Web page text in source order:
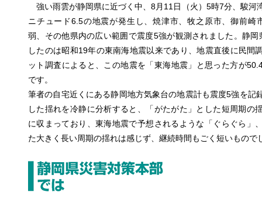
強い雨雲が静岡県に近づく中、8月11日（火）5時7分、駿河
ニチュード6.5の地震が発生し、焼津市、牧之原市、御前崎
弱、その他県内の広い範囲で震度5強が観測されました。静岡
したのは昭和19年の東南海地震以来であり、地震直後に民間
ット調査によると、この地震を「東海地震」と思った方が
です。
筆者の自宅近くにある静岡地方気象台の地震計も震度5強を記
した揺れを冷静に分析すると、「がたがた」とした短周期の
に収まっており、東海地震で予想されるような「ぐらぐら」
た大きく長い周期の揺れは感じず、継続時間もごく短いもので